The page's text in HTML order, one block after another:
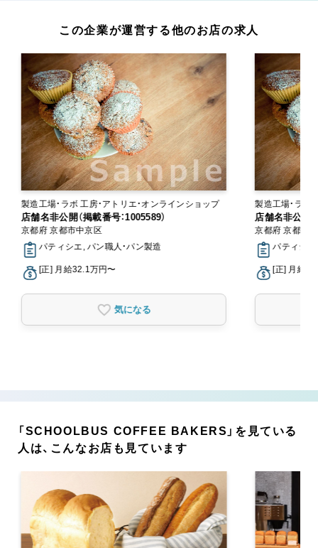
この企業が運営する他のお店の求人
製造工場・ラボ 工房・アトリエ・オンラインショップ
店舗名非公開（掲載番号：1005589）
京都府 京都市中京区
パティシエ, パン職人・パン製造
[正] 月給32.1万円〜
気になる
店舗名非公開（
京都府 京都市
パティシエ
[正] 月給
「SCHOOLBUS COFFEE BAKERS」を見ている
人は、こんなお店も見ています